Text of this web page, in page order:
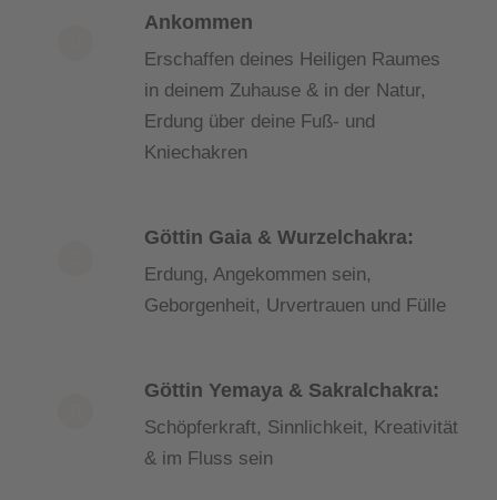
Ankommen
Erschaffen deines Heiligen Raumes
in deinem Zuhause & in der Natur,
Erdung über deine Fuß- und
Kniechakren
Göttin Gaia & Wurzelchakra:
Erdung, Angekommen sein,
Geborgenheit, Urvertrauen und Fülle
Göttin Yemaya & Sakralchakra:
Schöpferkraft, Sinnlichkeit, Kreativität
& im Fluss sein